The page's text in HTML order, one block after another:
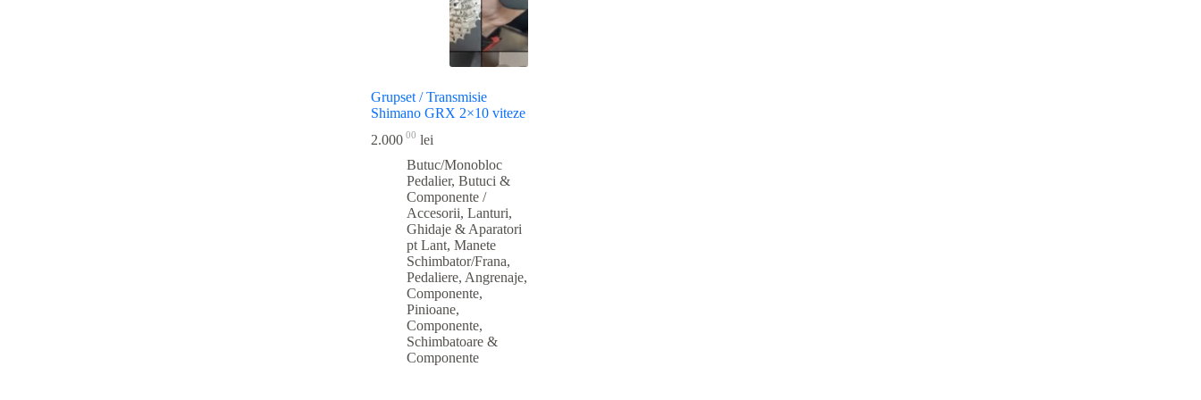
Grupset / Transmisie
Shimano GRX 2×10 viteze
2.00000 lei
Butuc/Monobloc
Pedalier, Butuci &
Componente /
Accesorii, Lanturi,
Ghidaje & Aparatori
pt Lant, Manete
Schimbator/Frana,
Pedaliere, Angrenaje,
Componente,
Pinioane,
Componente,
Schimbatoare &
Componente